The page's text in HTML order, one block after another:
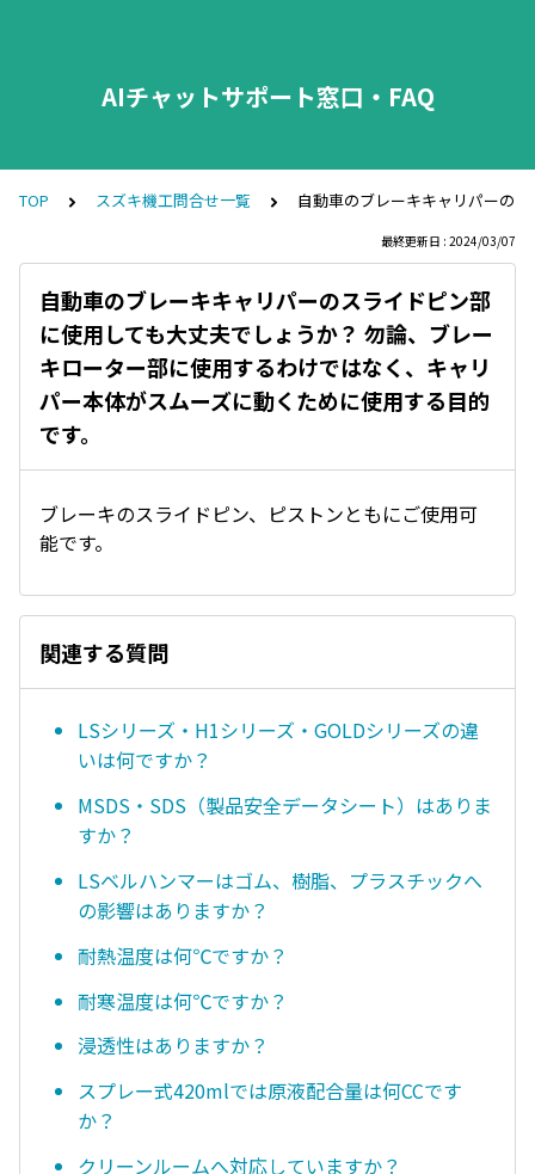
AIチャットサポート窓口・FAQ
TOP スズキ機工問合せ一覧 自動車のブレーキキャリパーの
最終更新日 : 2024/03/07
自動車のブレーキキャリパーのスライドピン部
に使用しても大丈夫でしょうか？ 勿論、ブレー
キローター部に使用するわけではなく、キャリ
パー本体がスムーズに動くために使用する目的
です。
ブレーキのスライドピン、ピストンともにご使用可
能です。
関連する質問
LSシリーズ・H1シリーズ・GOLDシリーズの違
いは何ですか？
MSDS・SDS（製品安全データシート）はありま
すか？
LSベルハンマーはゴム、樹脂、プラスチックへ
の影響はありますか？
耐熱温度は何℃ですか？
耐寒温度は何℃ですか？
浸透性はありますか？
スプレー式420mlでは原液配合量は何CCです
か？
クリーンルームへ対応していますか？